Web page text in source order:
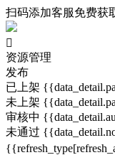
扫码添加客服免费获

资源管理
发布
已上架
未上架
审核中
未通过